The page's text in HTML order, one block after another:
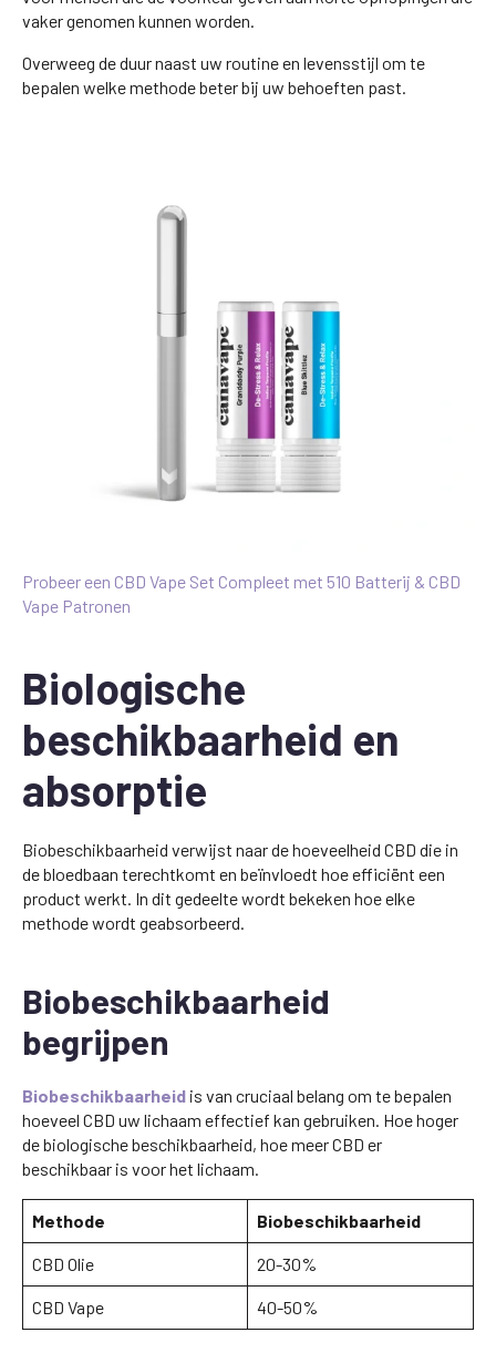
vaker genomen kunnen worden.
Overweeg de duur naast uw routine en levensstijl om te
bepalen welke methode beter bij uw behoeften past.
Probeer een CBD Vape Set Compleet met 510 Batterij & CBD
Vape Patronen
Biologische
beschikbaarheid en
absorptie
Biobeschikbaarheid verwijst naar de hoeveelheid CBD die in
de bloedbaan terechtkomt en beïnvloedt hoe efficiënt een
product werkt. In dit gedeelte wordt bekeken hoe elke
methode wordt geabsorbeerd.
Biobeschikbaarheid
begrijpen
Biobeschikbaarheid is van cruciaal belang om te bepalen
hoeveel CBD uw lichaam effectief kan gebruiken. Hoe hoger
de biologische beschikbaarheid, hoe meer CBD er
beschikbaar is voor het lichaam.
Methode Biobeschikbaarheid
CBD Olie 20-30%
CBD Vape 40-50%